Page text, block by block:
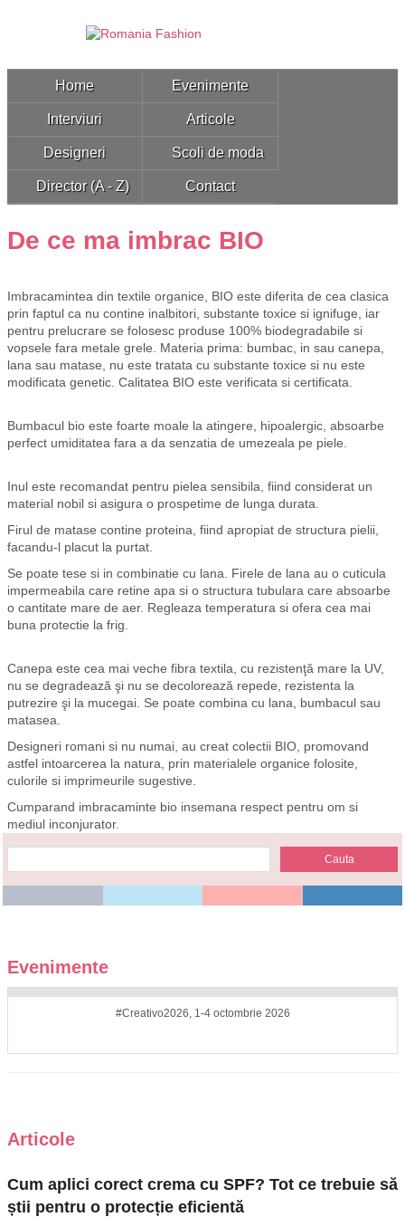
Home Evenimente
Interviuri Articole
Designeri Scoli de moda
Director (A - Z) Contact
De ce ma imbrac BIO
Imbracamintea din textile organice, BIO este diferita de cea clasica
prin faptul ca nu contine inalbitori, substante toxice si ignifuge, iar
pentru prelucrare se folosesc produse 100% biodegradabile si
vopsele fara metale grele. Materia prima: bumbac, in sau canepa,
lana sau matase, nu este tratata cu substante toxice si nu este
modificata genetic. Calitatea BIO este verificata si certificata.
Bumbacul bio este foarte moale la atingere, hipoalergic, absoarbe
perfect umiditatea fara a da senzatia de umezeala pe piele.
Inul este recomandat pentru pielea sensibila, fiind considerat un
material nobil si asigura o prospetime de lunga durata.
Firul de matase contine proteina, fiind apropiat de structura pielii,
facandu-l placut la purtat.
Se poate tese si in combinatie cu lana. Firele de lana au o cuticula
impermeabila care retine apa si o structura tubulara care absoarbe
o cantitate mare de aer. Regleaza temperatura si ofera cea mai
buna protectie la frig.
Canepa este cea mai veche fibra textila, cu rezistenţă mare la UV,
nu se degradează şi nu se decolorează repede, rezistenta la
putrezire şi la mucegai. Se poate combina cu lana, bumbacul sau
matasea.
Designeri romani si nu numai, au creat colectii BIO, promovand
astfel intoarcerea la natura, prin materialele organice folosite,
culorile si imprimeurile sugestive.
Cumparand imbracaminte bio insemana respect pentru om si
mediul inconjurator.
Evenimente
#Creativo2026, 1-4 octombrie 2026
Articole
Cum aplici corect crema cu SPF? Tot ce trebuie să
știi pentru o protecție eficientă